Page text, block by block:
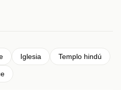
Iglesia Templo hindú